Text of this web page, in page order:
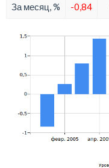
За месяц, % -0,84